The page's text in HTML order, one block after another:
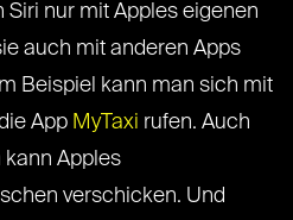
nur mit Apples eigenen
auch mit anderen Apps
Beispiel kann man sich mit
App MyTaxi rufen. Auch
Apples
verschicken. Und